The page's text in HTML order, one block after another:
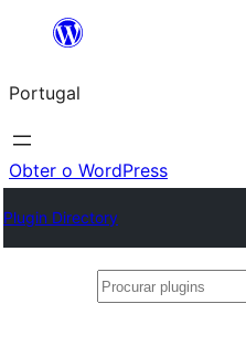
Saltar
o
conteúdo
Portugal
Obter o WordPress
Plugin Directory
Procurar